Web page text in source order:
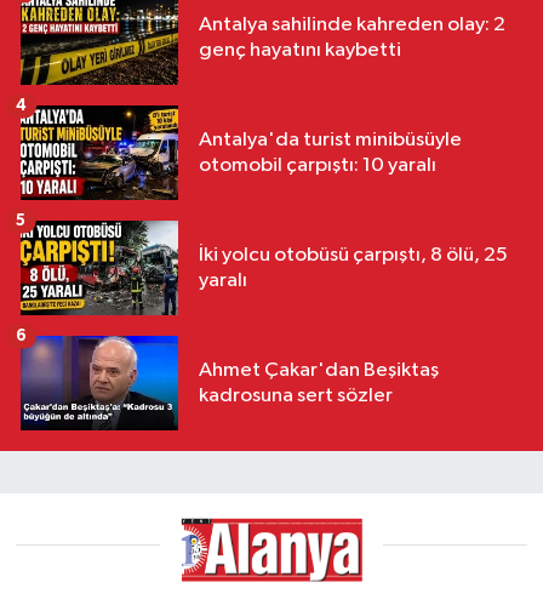
Antalya sahilinde kahreden olay: 2
genç hayatını kaybetti
Antalya'da turist minibüsüyle
otomobil çarpıştı: 10 yaralı
4
İki yolcu otobüsü çarpıştı, 8 ölü, 25
yaralı
5
Ahmet Çakar'dan Beşiktaş
kadrosuna sert sözler
6